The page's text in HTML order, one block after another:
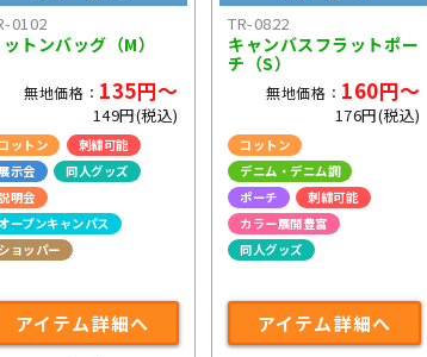
0102
トンバッグ（M）
無地価格： 135円～
149円(税込)
ットン
刺繍可能
示会
同人グッズ
明会
ープンキャンパス
ョッパー
アイテム詳細へ
TR-0822
キャンバスフラットポー
チ（S）
無地価格： 160円～
176円(税込)
コットン
デニム・デニム調
ポーチ
刺繍可能
カラー展開豊富
同人グッズ
アイテム詳細へ